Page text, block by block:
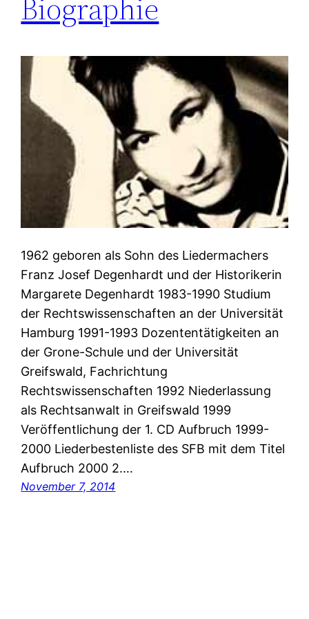
Biographie
1962 geboren als Sohn des Liedermachers
Franz Josef Degenhardt und der Historikerin
Margarete Degenhardt 1983-1990 Studium
der Rechtswissenschaften an der Universität
Hamburg 1991-1993 Dozententätigkeiten an
der Grone-Schule und der Universität
Greifswald, Fachrichtung
Rechtswissenschaften 1992 Niederlassung
als Rechtsanwalt in Greifswald 1999
Veröffentlichung der 1. CD Aufbruch 1999-
2000 Liederbestenliste des SFB mit dem Titel
Aufbruch 2000 2.…
November 7, 2014